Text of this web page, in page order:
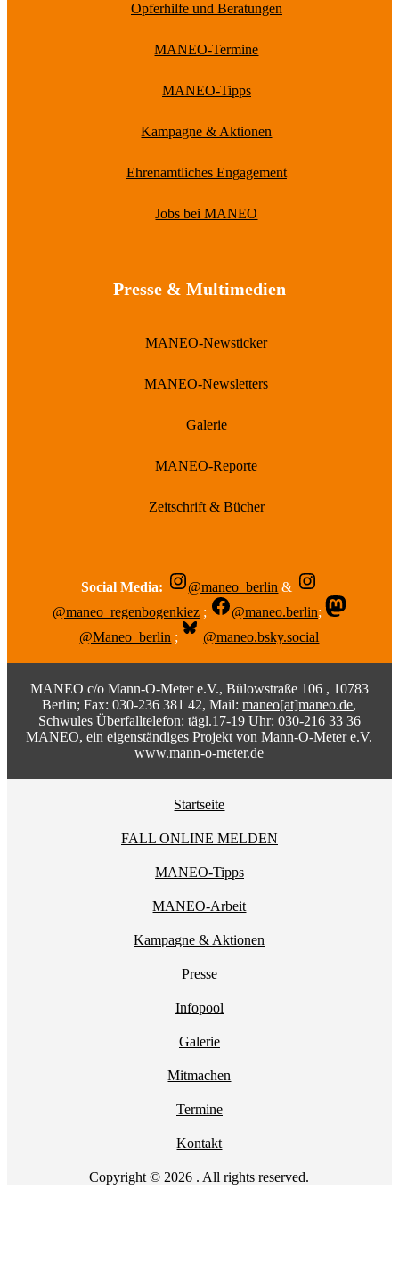
Opferhilfe und Beratungen
MANEO-Termine
MANEO-Tipps
Kampagne & Aktionen
Ehrenamtliches Engagement
Jobs bei MANEO
Presse & Multimedien
MANEO-Newsticker
MANEO-Newsletters
Galerie
MANEO-Reporte
Zeitschrift & Bücher
Social Media: @maneo_berlin &
@maneo_regenbogenkiez ; @maneo.berlin;
@Maneo_berlin ; @maneo.bsky.social
MANEO c/o Mann-O-Meter e.V., Bülowstraße 106 , 10783
Berlin; Fax: 030-236 381 42, Mail:maneo[at]maneo.de,
Schwules Überfalltelefon: tägl.17-19 Uhr: 030-216 33 36
MANEO, ein eigenständiges Projekt von Mann-O-Meter e.V.
www.mann-o-meter.de
Startseite
FALL ONLINE MELDEN
MANEO-Tipps
MANEO-Arbeit
Kampagne & Aktionen
Presse
Infopool
Galerie
Mitmachen
Termine
Kontakt
Copyright © 2026 . All rights reserved.